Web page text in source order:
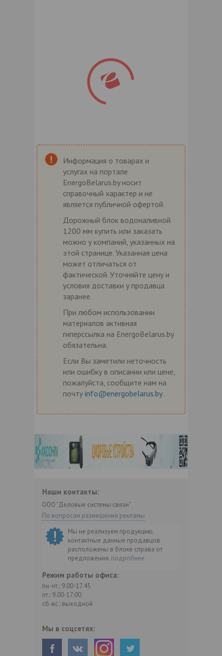
Информация о товарах и
услугах на портале
EnergoBelarus.by носит
справочный характер и не
является публичной офертой.
Дорожный блок водоналивной
1200 мм купить или заказать
можно у компаний, указанных на
этой странице. Указанная цена
может отличаться от
фактической. Уточняйте цену и
условия доставки у продавца
заранее.
При любом использовании
материалов активная
гиперссылка на EnergoBelarus.by
обязательна.
Если Вы заметили неточность
или ошибку в описании или цене,
пожалуйста, сообщите нам на
почту info@energobelarus.by .
Наши контакты:
ООО "Деловые системы связи"
По вопросам размещения рекламы
Мы не реализуем продукцию,
контактные данные продавцов
расположены в блоке справа от
предложения. подробнее
Режим работы офиса:
пн-чт.: 9.00-17.45
пт.: 9.00-17.00
сб-вс.: выходной
Мы в соцсетях: